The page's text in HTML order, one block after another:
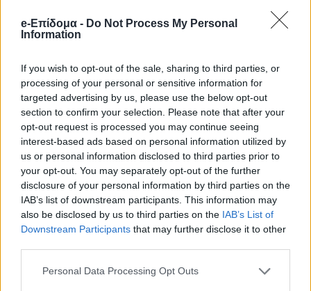
e-Επίδομα - Do Not Process My Personal
Information
If you wish to opt-out of the sale, sharing to third parties, or
processing of your personal or sensitive information for
targeted advertising by us, please use the below opt-out
section to confirm your selection. Please note that after your
opt-out request is processed you may continue seeing
interest-based ads based on personal information utilized by
us or personal information disclosed to third parties prior to
your opt-out. You may separately opt-out of the further
disclosure of your personal information by third parties on the
IAB’s list of downstream participants. This information may
also be disclosed by us to third parties on the IAB’s List of
Downstream Participants that may further disclose it to other
Personal Data Processing Opt Outs
Τα γενέθλια δεν λειτουργούν μόνο
σηματοδοτούν ένα νέο κεφάλαιο. Μέχρι το
τέλος του μήνα, οι Καρκίνοι νιώθουν πιο
σίγουροι για τις επιλογές τους και πιο
έτοιμοι να προχωρήσουν σε σημαντικές
αποφάσεις.
Τοξότης – Επέκταση, ταξίδια και νέοι
δρόμοι
ορίζοντες. Οι ευκαιρίες συνδέονται με